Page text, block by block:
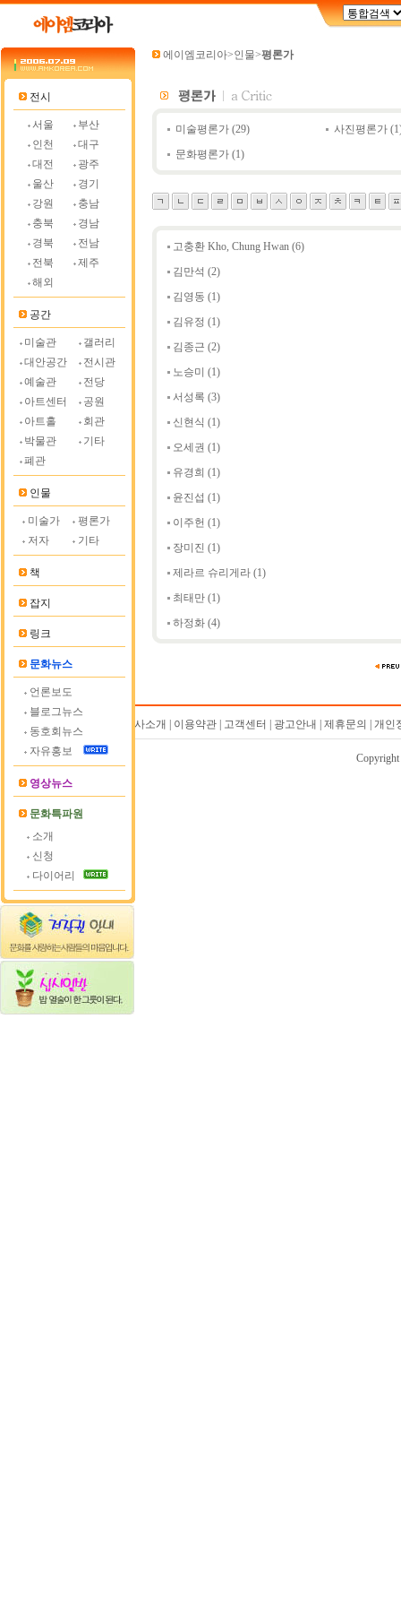
전시
서울
부산
인천
대구
대전
광주
울산
경기
강원
충남
충북
경남
경북
전남
전북
제주
해외
공간
미술관
갤러리
대안공간
전시관
예술관
전당
아트센터
공원
아트홀
회관
박물관
기타
폐관
인물
미술가
평론가
저자
기타
책
잡지
링크
문화뉴스
언론보도
블로그뉴스
동호회뉴스
자유홍보
영상뉴스
문화특파원
소개
신청
다이어리
에이엠코리아>인물>평론가
미술평론가 (29) 사진평론가
문화평론가 (1)
고충환 Kho, Chung Hwan (6)
김만석 (2)
김영동 (1)
김유정 (1)
김종근 (2)
노승미 (1)
서성록 (3)
신현식 (1)
오세권 (1)
유경희 (1)
윤진섭 (1)
이주헌 (1)
장미진 (1)
제라르 슈리게라 (1)
최태만 (1)
하정화 (4)
회사소개 | 이용약관 | 고객센터 | 광고안내 | 제휴문의 | 개
Copyright